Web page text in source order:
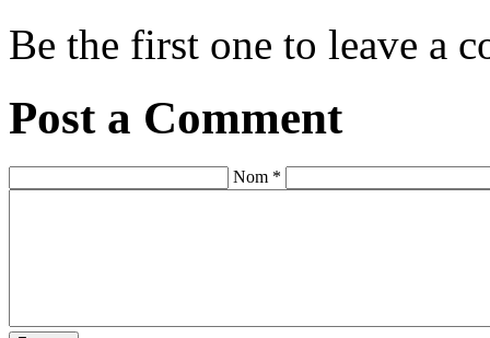
Be the first one to leave a
Post a Comment
Nom *